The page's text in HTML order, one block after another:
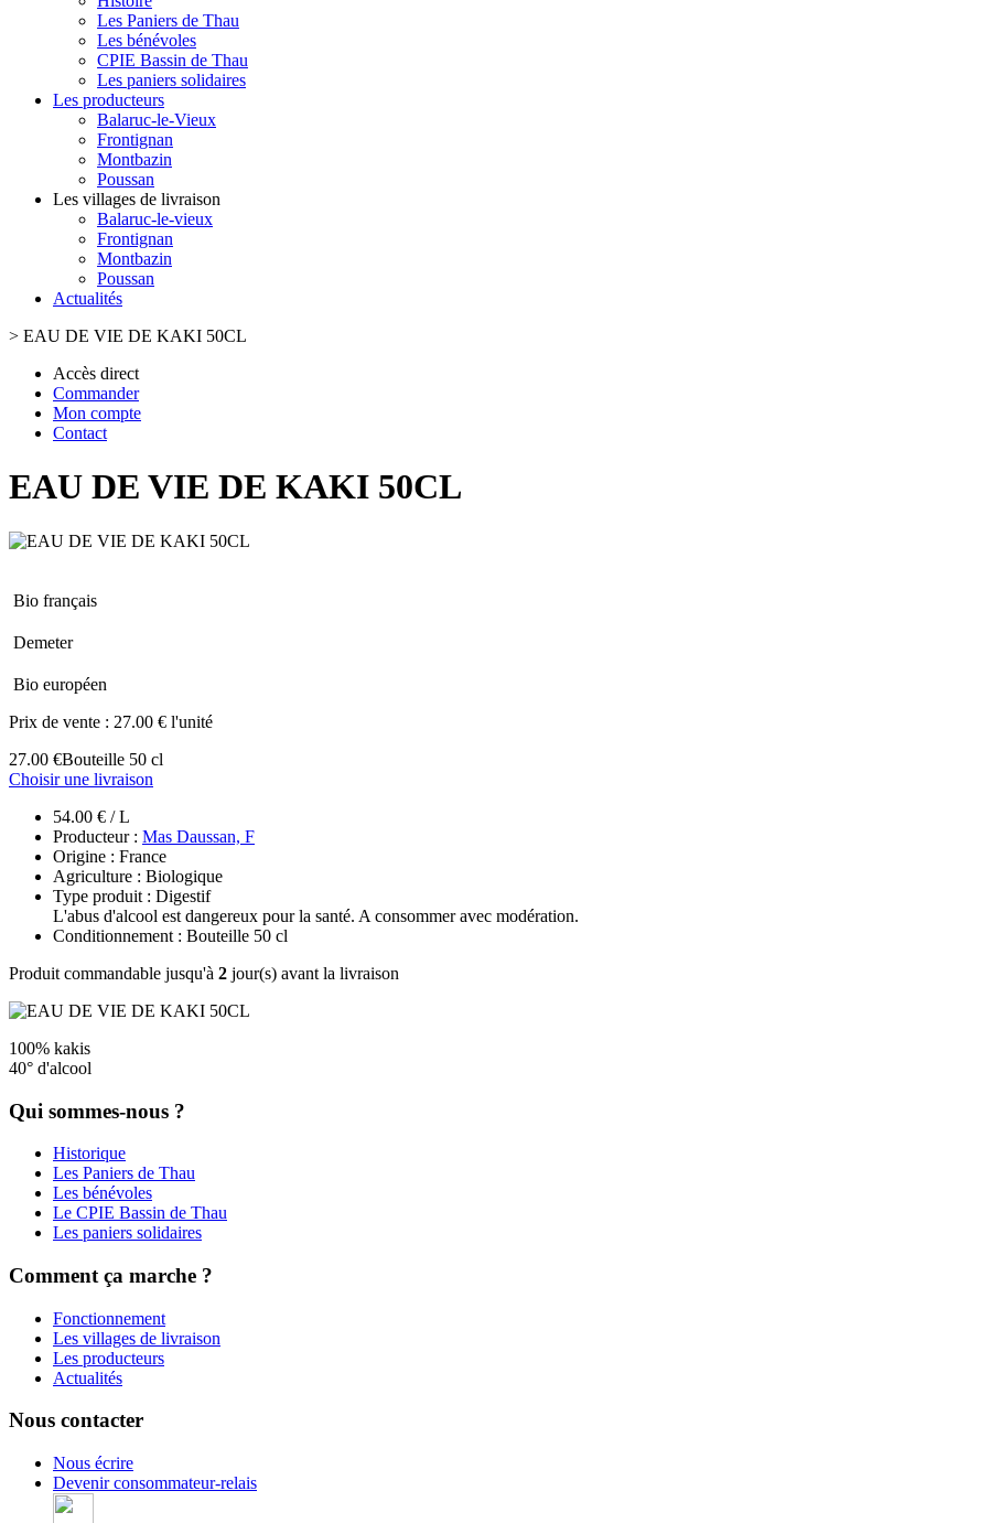
Les Paniers de Thau
Les bénévoles
CPIE Bassin de Thau
Les paniers solidaires
Les producteurs
Balaruc-le-Vieux
Frontignan
Montbazin
Poussan
Les villages de livraison
Balaruc-le-vieux
Frontignan
Montbazin
Poussan
Actualités
> EAU DE VIE DE KAKI 50CL
Accès direct
Commander
Mon compte
Contact
EAU DE VIE DE KAKI 50CL
Bio français
Demeter
Bio européen
Prix de vente : 27.00 € l'unité
27.00 €Bouteille 50 cl
Choisir une livraison
54.00 € / L
Producteur : Mas Daussan, F
Origine : France
Agriculture : Biologique
Type produit : Digestif
L'abus d'alcool est dangereux pour la santé. A consommer avec modération.
Conditionnement : Bouteille 50 cl
Produit commandable jusqu'à 2 jour(s) avant la livraison
100% kakis
40° d'alcool
Qui sommes-nous ?
Historique
Les Paniers de Thau
Les bénévoles
Le CPIE Bassin de Thau
Les paniers solidaires
Comment ça marche ?
Fonctionnement
Les villages de livraison
Les producteurs
Actualités
Nous contacter
Nous écrire
Devenir consommateur-relais